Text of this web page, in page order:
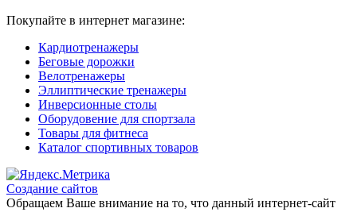
Покупайте в интернет магазине:
Кардиотренажеры
Беговые дорожки
Велотренажеры
Эллиптические тренажеры
Инверсионные столы
Оборудовение для спортзала
Товары для фитнеса
Каталог спортивных товаров
Создание сайтов
Обращаем Ваше внимание на то, что данный интернет-сайт